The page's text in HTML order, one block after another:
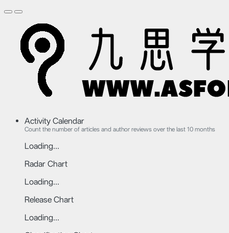
Activity Calendar
Count the number of articles and author reviews over the last 10 months
Loading...
Radar Chart
Loading...
Release Chart
Loading...